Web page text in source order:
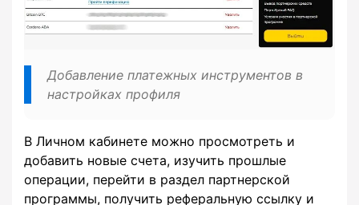
Добавление платежных инструментов в
настройках профиля
В Личном кабинете можно просмотреть и
добавить новые счета, изучить прошлые
операции, перейти в раздел партнерской
программы, получить реферальную ссылку и